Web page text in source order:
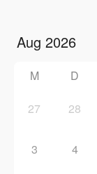
M D
27 28
3 4